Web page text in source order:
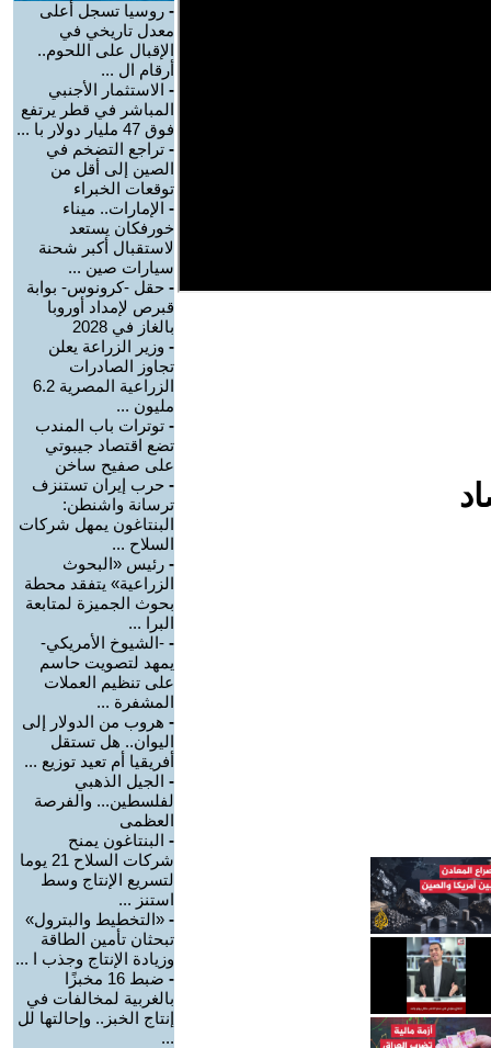
- روسيا تسجل أعلى
معدل تاريخي في
الإقبال على اللحوم..
أرقام ال ...
- الاستثمار الأجنبي
المباشر في قطر يرتفع
فوق 47 مليار دولار با ...
- تراجع التضخم في
الصين إلى أقل من
توقعات الخبراء
- الإمارات.. ميناء
خورفكان يستعد
لاستقبال أكبر شحنة
سيارات صين ...
- حقل -كرونوس- بوابة
قبرص لإمداد أوروبا
بالغاز في 2028
- وزير الزراعة يعلن
تجاوز الصادرات
الزراعية المصرية 6.2
مليون ...
- توترات باب المندب
تضع اقتصاد جيبوتي
على صفيح ساخن
- حرب إيران تستنزف
ترسانة واشنطن:
البنتاغون يمهل شركات
السلاح ...
- رئيس «البحوث
الزراعية» يتفقد محطة
بحوث الجميزة لمتابعة
البرا ...
- -الشيوخ الأمريكي-
يمهد لتصويت حاسم
على تنظيم العملات
المشفرة ...
- هروب من الدولار إلى
اليوان.. هل تستقل
أفريقيا أم تعيد توزيع ...
- الجيل الذهبي
لفلسطين... والفرصة
العظمى
- البنتاغون يمنح
شركات السلاح 21 يوما
لتسريع الإنتاج وسط
استنز ...
- «التخطيط والبترول»
تبحثان تأمين الطاقة
وزيادة الإنتاج وجذب ا ...
-
ضبط 16 مخبزًا
بالغربية لمخالفات في
إنتاج الخبز.. وإحالتها لل
...